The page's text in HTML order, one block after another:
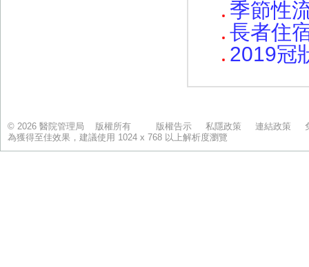
© 2026 醫院管理局 版權所有 版權告示 私隱政策 連結政策
為獲得至佳效果，建議使用 1024 x 768 以上解析度瀏覽